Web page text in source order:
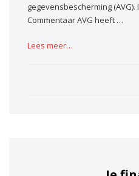
gegevensbescherming
Commentaar AVG heeft …
Lees meer…